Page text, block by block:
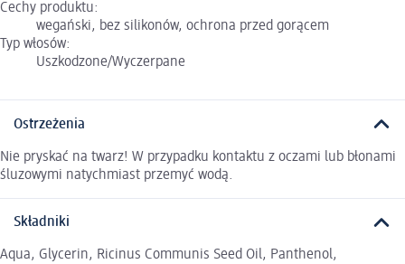
Cechy produktu:
wegański, bez silikonów, ochrona przed gorącem
Typ włosów:
Uszkodzone/Wyczerpane
Ostrzeżenia
Nie pryskać na twarz! W przypadku kontaktu z oczami lub błonami
śluzowymi natychmiast przemyć wodą.
Składniki
Aqua, Glycerin, Ricinus Communis Seed Oil, Panthenol,